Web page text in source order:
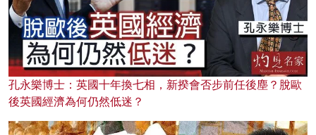
孔永樂博士：英國十年換七相，新揆會否步前任後塵？脫歐
後英國經濟為何仍然低迷？